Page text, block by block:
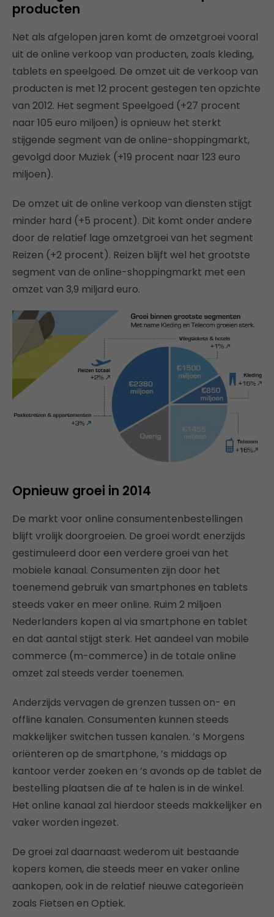
producten
Net als afgelopen jaren komt de omzetgroei vooral
uit de online verkoop van producten, zoals kleding,
tablets en speelgoed. De omzet uit de verkoop van
producten is met 12 procent gestegen ten opzichte
van 2012. Het segment Speelgoed (+27 procent
naar 105 euro miljoen) is opnieuw het sterkt
stijgende segment van de online-shoppingmarkt,
gevolgd door Muziek (+19 procent naar 123 euro
miljoen).
De omzet uit de online verkoop van diensten stijgt
minder hard (+5 procent). Dit komt onder andere
door de relatief lage omzetgroei van het segment
Reizen (+2 procent). Reizen blijft wel het grootste
segment van de online-shoppingmarkt met een
omzet van 3,9 miljard euro.
Opnieuw groei in 2014
De markt voor online consumentenbestellingen
blijft vrolijk doorgroeien. De groei wordt enerzijds
gestimuleerd door een verdere groei van het
mobiele kanaal. Consumenten zijn door het
toenemend gebruik van smartphones en tablets
steeds vaker en meer online. Ruim 2 miljoen
Nederlanders kopen al via smartphone en tablet
en dat aantal stijgt sterk. Het aandeel van mobile
commerce (m-commerce) in de totale online
omzet zal steeds verder toenemen.
Anderzijds vervagen de grenzen tussen on- en
offline kanalen. Consumenten kunnen steeds
makkelijker switchen tussen kanalen. ’s Morgens
oriënteren op de smartphone, ’s middags op
kantoor verder zoeken en ’s avonds op de tablet de
bestelling plaatsen die af te halen is in de winkel.
Het online kanaal zal hierdoor steeds makkelijker en
vaker worden ingezet.
De groei zal daarnaast wederom uit bestaande
kopers komen, die steeds meer en vaker online
aankopen, ook in de relatief nieuwe categorieën
zoals Fietsen en Optiek.